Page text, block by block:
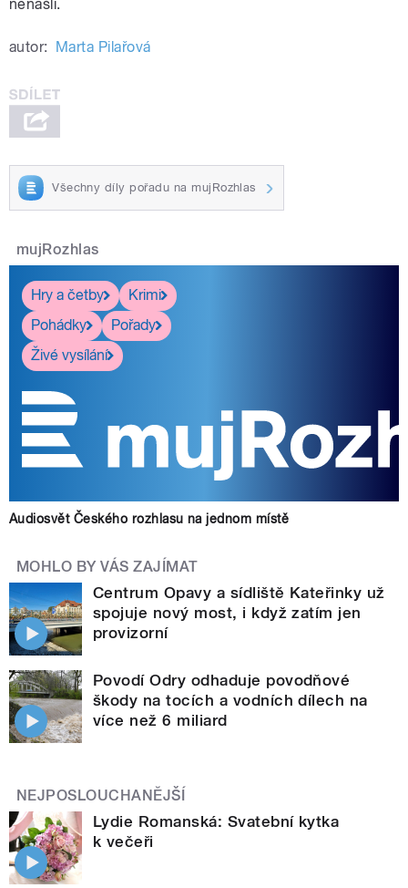
nenašli.
autor: Marta Pilařová
Všechny díly pořadu na mujRozhlas
mujRozhlas
Hry a četby
Krimi
Pohádky
Pořady
Živé vysílání
Audiosvět Českého rozhlasu na jednom místě
MOHLO BY VÁS ZAJÍMAT
Centrum Opavy a sídliště Kateřinky už
spojuje nový most, i když zatím jen
provizorní
Povodí Odry odhaduje povodňové
škody na tocích a vodních dílech na
více než 6 miliard
NEJPOSLOUCHANĚJŠÍ
Lydie Romanská: Svatební kytka
k večeři